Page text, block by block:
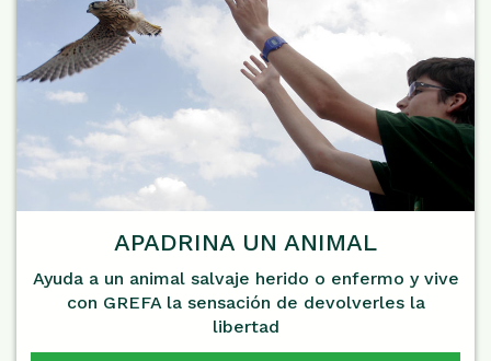
APADRINA UN ANIMAL
Ayuda a un animal salvaje herido o enfermo y vive
con GREFA la sensación de devolverles la
libertad